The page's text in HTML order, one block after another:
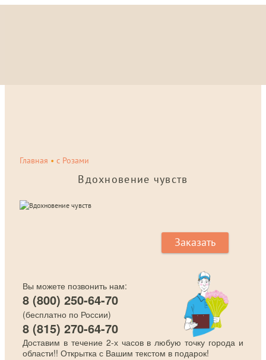
Главная •с Розами
Вдохновение чувств
Заказать
Вы можете позвонить нам:
8 (800) 250-64-70
(бесплатно по России)
8 (815) 270-64-70
Доставим в течение 2-х часов в любую точку города и
области!! Открытка с Вашим текстом в подарок!